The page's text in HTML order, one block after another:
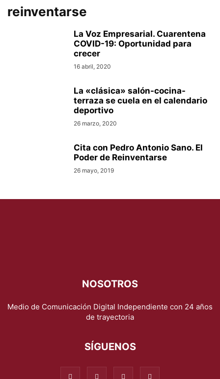
reinventarse
La Voz Empresarial. Cuarentena
COVID-19: Oportunidad para
crecer
16 abril, 2020
La «clásica» salón-cocina-
terraza se cuela en el calendario
deportivo
26 marzo, 2020
Cita con Pedro Antonio Sano. El
Poder de Reinventarse
26 mayo, 2019
NOSOTROS
Medio de Comunicación Digital Independiente con 24 años
de trayectoria
SÍGUENOS